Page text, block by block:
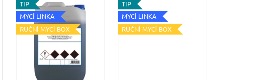
TIP
MYCÍ LINKA
RUČNÍ MYCÍ BOX
TIP
MYCÍ LINKA
RUČNÍ MYCÍ BOX